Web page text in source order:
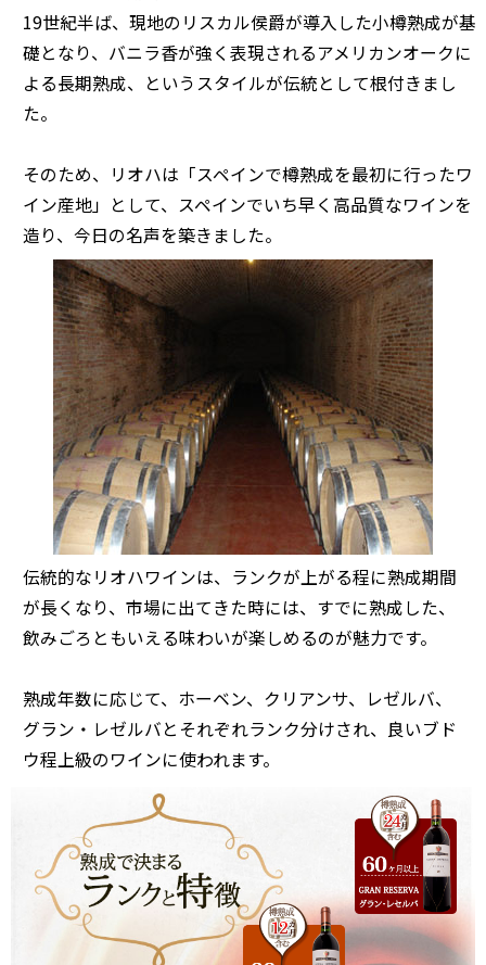
19世紀半ば、現地のリスカル侯爵が導入した小樽熟成が基
礎となり、バニラ香が強く表現されるアメリカンオークに
よる長期熟成、というスタイルが伝統として根付きまし
た。
そのため、リオハは「スペインで樽熟成を最初に行ったワ
イン産地」として、スペインでいち早く高品質なワインを
造り、今日の名声を築きました。
伝統的なリオハワインは、ランクが上がる程に熟成期間
が長くなり、市場に出てきた時には、すでに熟成した、
飲みごろともいえる味わいが楽しめるのが魅力です。
熟成年数に応じて、ホーベン、クリアンサ、レゼルバ、
グラン・レゼルバとそれぞれランク分けされ、良いブド
ウ程上級のワインに使われます。